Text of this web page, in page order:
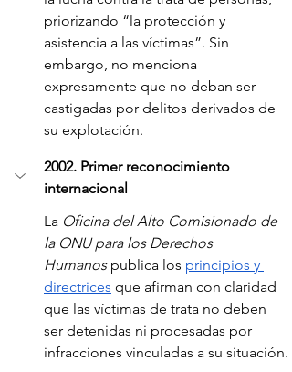
priorizando “la protección y
asistencia a las víctimas”. Sin
embargo, no menciona
expresamente que no deban ser
castigadas por delitos derivados de
su explotación.
2002. Primer reconocimiento
internacional
La Oficina del Alto Comisionado de
la ONU para los Derechos
Humanos publica los principios y
directrices que afirman con claridad
que las víctimas de trata no deben
ser detenidas ni procesadas por
infracciones vinculadas a su situación.